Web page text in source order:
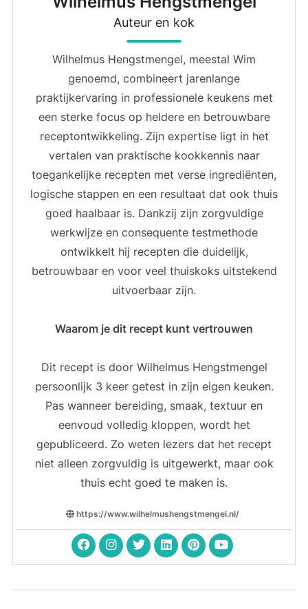
Auteur en kok
Wilhelmus Hengstmengel, meestal Wim
genoemd, combineert jarenlange
praktijkervaring in professionele keukens met
een sterke focus op heldere en betrouwbare
receptontwikkeling. Zijn expertise ligt in het
vertalen van praktische kookkennis naar
toegankelijke recepten met verse ingrediënten,
logische stappen en een resultaat dat ook thuis
goed haalbaar is. Dankzij zijn zorgvuldige
werkwijze en consequente testmethode
ontwikkelt hij recepten die duidelijk,
betrouwbaar en voor veel thuiskoks uitstekend
uitvoerbaar zijn.
Waarom je dit recept kunt vertrouwen
Dit recept is door Wilhelmus Hengstmengel
persoonlijk 3 keer getest in zijn eigen keuken.
Pas wanneer bereiding, smaak, textuur en
eenvoud volledig kloppen, wordt het
gepubliceerd. Zo weten lezers dat het recept
niet alleen zorgvuldig is uitgewerkt, maar ook
thuis echt goed te maken is.
https://www.wilhelmushengstmengel.nl/